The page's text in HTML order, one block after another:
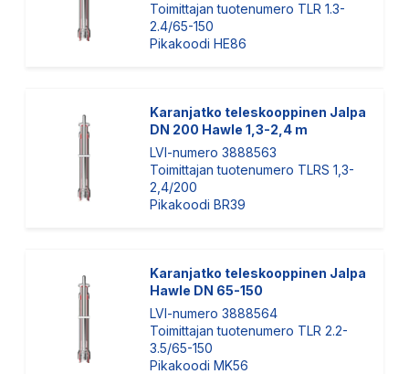
Toimittajan tuotenumero TLR 1.3-
2.4/65-150
Pikakoodi HE86
Karanjatko teleskooppinen Jalpa
DN 200 Hawle 1,3-2,4 m
LVI-numero 3888563
Toimittajan tuotenumero TLRS 1,3-
2,4/200
Pikakoodi BR39
Karanjatko teleskooppinen Jalpa
Hawle DN 65-150
LVI-numero 3888564
Toimittajan tuotenumero TLR 2.2-
3.5/65-150
Pikakoodi MK56